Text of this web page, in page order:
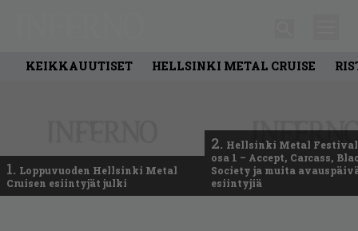
KEIKKAUUTISET HELLSINKI METAL CRUISE
1. Loppuvuoden Hellsinki Metal
Cruisen esiintyjät julki
2. Hellsinki Metal
osa 1 – Accept, Carcass,
Society ja muita
esiintyjiä